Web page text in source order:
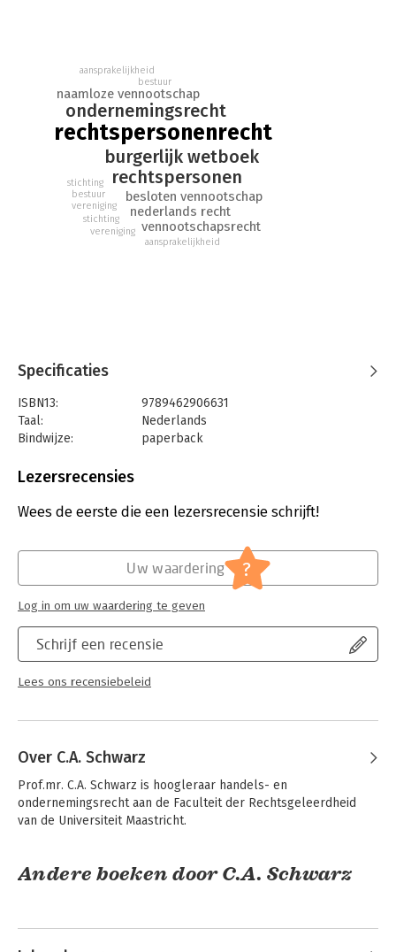
wil van de rechtspersoon. In dat kader is de mogelijkheid van
beïnvloeding van de wil van de rechtspersoon door
organisatierechtelijk betrokkenen een interessant leerstuk.
rechtspersonenrecht
burgerlijk wetboek
rechtspersonen
ondernemingsrecht
besloten vennootschap
nederlands recht
naamloze vennootschap
vennootschapsrecht
aansprakelijkheid
vereniging
bestuur
stichting
aansprakelijkheid
vereniging
bestuur
stichting
Specificaties
ISBN13:
9789462906631
Taal:
Nederlands
Bindwijze:
paperback
Uitgever:
Verschijningsdatum:
10-10-2022
Ondernemingsrecht
Serie:
Boom fiscale studieboeken
Lezersrecensies
Wees de eerste die een lezersrecensie schrijft!
Schrijf een recensie
Lees ons recensiebeleid
Uw waardering ?
Log in om uw waardering te geven
Over C.A. Schwarz
Prof.mr. C.A. Schwarz is hoogleraar handels- en
ondernemingsrecht aan de Faculteit der Rechtsgeleerdheid
van de Universiteit Maastricht.
Andere boeken door C.A. Schwarz